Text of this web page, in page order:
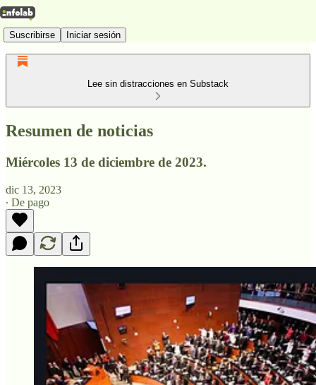
Suscribirse Iniciar sesión
Lee sin distracciones en Substack
Resumen de noticias
Miércoles 13 de diciembre de 2023.
dic 13, 2023
∙ De pago